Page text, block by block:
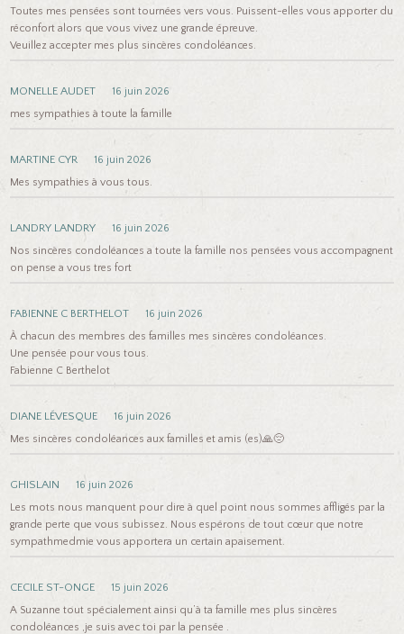
Toutes mes pensées sont tournées vers vous. Puissent-elles vous apporter du
réconfort alors que vous vivez une grande épreuve.
Veuillez accepter mes plus sincères condoléances.
MONELLE AUDET
16 juin 2026
mes sympathies à toute la famille
MARTINE CYR
16 juin 2026
Mes sympathies à vous tous.
LANDRY LANDRY
16 juin 2026
Nos sincères condoléances a toute la famille nos pensées vous accompagnent
on pense a vous tres fort
FABIENNE C BERTHELOT
16 juin 2026
À chacun des membres des familles mes sincères condoléances.
Une pensée pour vous tous.
Fabienne C Berthelot
DIANE LÉVESQUE
16 juin 2026
Mes sincères condoléances aux familles et amis (es)🙏😔
GHISLAIN
16 juin 2026
Les mots nous manquent pour dire à quel point nous sommes affligés par la
grande perte que vous subissez. Nous espérons de tout cœur que notre
sympathmedmie vous apportera un certain apaisement.
CECILE ST-ONGE
15 juin 2026
A Suzanne tout spécialement ainsi qu’à ta famille mes plus sincères
condoléances ,je suis avec toi par la pensée .